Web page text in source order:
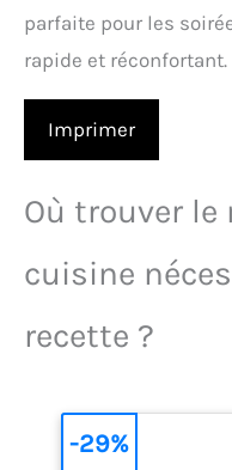
parfaite pour les
rapide et réconfortant.
Imprimer
Où trouver le
cuisine
recette ?
-29%